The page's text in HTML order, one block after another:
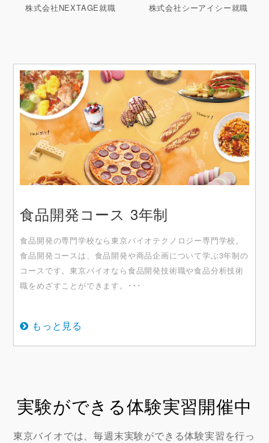
株式会社NEXTAGE就職 株式会社シーアイシー就職
食品開発コース 3年制
食品開発の専門学校なら東京バイオテクノロジー専門学校。
食品開発コースは、食品開発や商品企画について学ぶ3年制の
コースです。東京バイオなら食品開発技術職や食品分析技術
職をめざすことができます。･･･
もっと見る
実験ができる体験実習開催中
東京バイオでは、毎週末実験ができる体験実習を行っ